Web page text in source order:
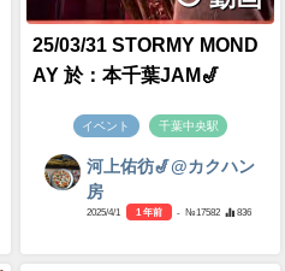
25/03/31 STORMY MOND
AY 於：本千葉JAM🎷
イベント 千葉中央駅
河上佑彷🎷@カクハン
房
2025/4/1 1 年前 - №17582 836